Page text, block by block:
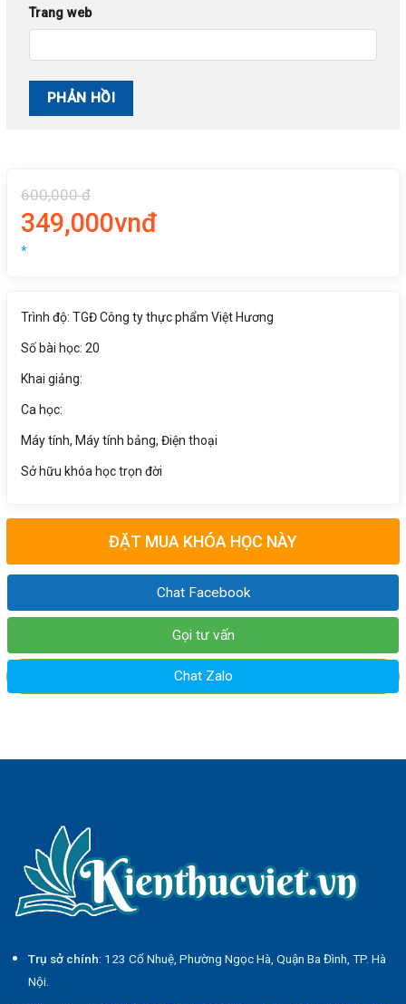
Trang web
600,000 đ
349,000vnđ
*
Trình độ: TGĐ Công ty thực phẩm Việt Hương
Số bài học: 20
Khai giảng:
Ca học:
Máy tính, Máy tính bảng, Điện thoại
Sở hữu khóa học trọn đời
ĐẶT MUA KHÓA HỌC NÀY
Chat Facebook
Gọi tư vấn
Chat Zalo
Trụ sở chính: 123 Cổ Nhuệ, Phường Ngọc Hà, Quận Ba Đình, TP. Hà
Nội.